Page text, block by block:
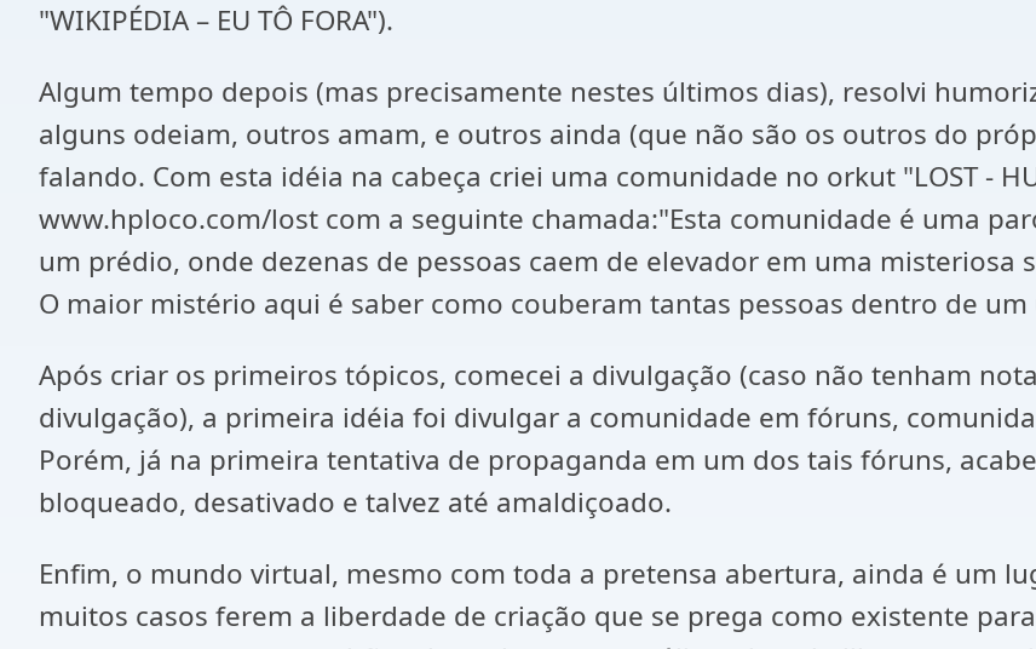
"WIKIPÉDIA – EU TÔ FORA").
Algum tempo depois (mas precisamente nestes últimos dias), resolvi
alguns odeiam, outros amam, e outros ainda (que não são os outros do
falando. Com esta idéia na cabeça criei uma comunidade no orkut "LOST -
www.hploco.com/lost com a seguinte chamada:"Esta comunidade é uma
um prédio, onde dezenas de pessoas caem de elevador em uma misteriosa
O maior mistério aqui é saber como couberam tantas pessoas dentro de
Após criar os primeiros tópicos, comecei a divulgação (caso não tenham
divulgação), a primeira idéia foi divulgar a comunidade em fóruns,
Porém, já na primeira tentativa de propaganda em um dos tais fóruns,
bloqueado, desativado e talvez até amaldiçoado.
Enfim, o mundo virtual, mesmo com toda a pretensa abertura, ainda é um
muitos casos ferem a liberdade de criação que se prega como existente